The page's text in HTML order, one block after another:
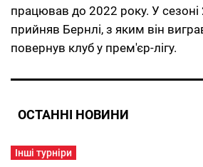
працював до 2022 року. У
прийняв Бернлі, з яким він
повернув клуб у прем'єр-лігу.
ОСТАННІ НОВИНИ
Інші турніри